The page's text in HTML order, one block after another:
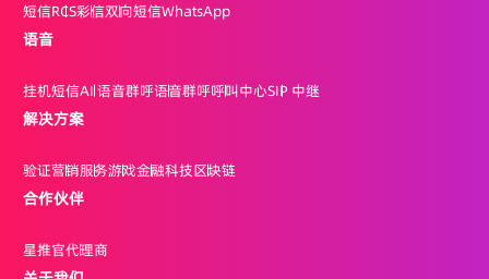
短信RCS彩信双向短信WhatsApp
语音
挂机短信AI 语音群呼语音群呼呼叫中心SIP 中继
解决方案
验证营销服务游戏金融科技区块链
合作伙伴
星推官代理商